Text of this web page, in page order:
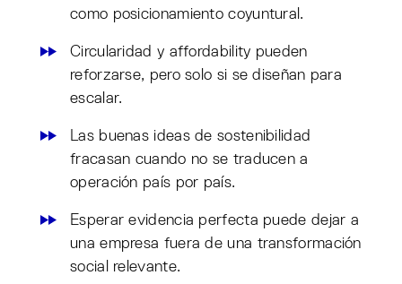
como posicionamiento coyuntural.
Circularidad y affordability pueden
reforzarse, pero solo si se diseñan para
escalar.
Las buenas ideas de sostenibilidad
fracasan cuando no se traducen a
operación país por país.
Esperar evidencia perfecta puede dejar a
una empresa fuera de una transformación
social relevante.